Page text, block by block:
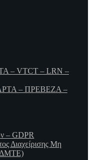
– VTCT – LRN –
– ΠΡΕΒΕΖΑ –
– GDPR
Διαχείρισης Μη